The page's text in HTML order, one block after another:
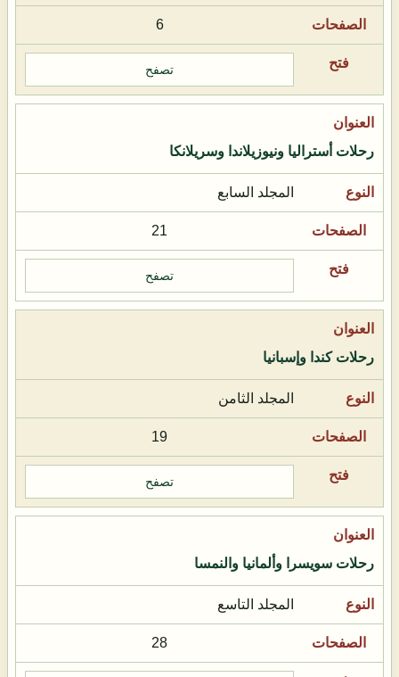
6
تصفح
رحلات أستراليا ونيوزيلاندا وسريلانكا
المجلد السابع
21
تصفح
رحلات كندا وإسبانيا
المجلد الثامن
19
تصفح
رحلات سويسرا وألمانيا والنمسا
المجلد التاسع
28